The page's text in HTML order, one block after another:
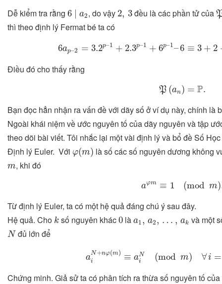
Dễ kiểm tra rằng 6 a2
6 ∣ a2 , do vậy 2, 3
2 3đều là các phần tử củaP
thì theo định lý Fermat bé ta có
6ap–2 = 3.2p–1 + 2.3p–1 + 6p–1–6 ≡ 3 + 2
p– 2=3.2 p– 1+2.3 –1+ p– –6 ≡ 3+
Điều đó cho thấy rằng
P (an) = P.
P(a n P.
Bạn đọc hẳn nhận ra vấn đề với dãy số ở ví dụ này, chính là
Ngoài khái niệm về ước nguyên tố của dãy nguyên và tập
theo dõi bài viết. Tôi nhắc lại một vài định lý và bổ đề Số
Định lý Euler. Với φ(m)
φ(m) là số các số nguyên dương không
m
m, khi đó
aφm ≡ 1 (mod m)
aφm ≡ mod m ).
Từ định lý Euler, ta có một hệ quả đáng chú ý sau đây.
Hệ quả. Cho k
k số nguyên khác0
0 là a1, a2, … , ak
a1 a2 … a và một
N
Nđủ lớn để
aN+nφ(m)
i ≡ aN
i
(mod m) ∀i =
aiN+ m
Chứng minh. Giả sử ta có phân tích ra thừa số nguyên tố của